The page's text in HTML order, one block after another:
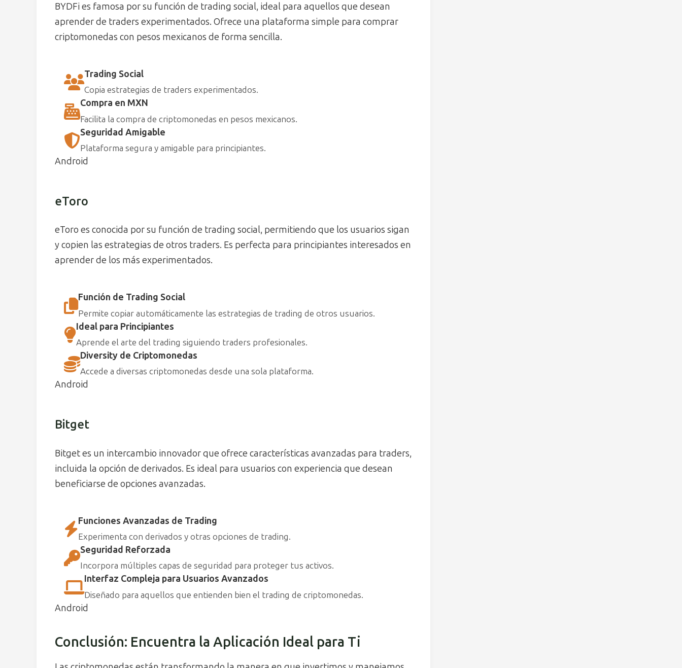
BYDFi es famosa por su función de trading social, ideal para aquellos que desean
aprender de traders experimentados. Ofrece una plataforma simple para comprar
criptomonedas con pesos mexicanos de forma sencilla.
Trading Social
Copia estrategias de traders experimentados.
Compra en MXN
Facilita la compra de criptomonedas en pesos mexicanos.
Seguridad Amigable
Plataforma segura y amigable para principiantes.
Android
eToro
eToro es conocida por su función de trading social, permitiendo que los usuarios sigan
y copien las estrategias de otros traders. Es perfecta para principiantes interesados en
aprender de los más experimentados.
Función de Trading Social
Permite copiar automáticamente las estrategias de trading de otros usuarios.
Ideal para Principiantes
Aprende el arte del trading siguiendo traders profesionales.
Diversity de Criptomonedas
Accede a diversas criptomonedas desde una sola plataforma.
Android
Bitget
Bitget es un intercambio innovador que ofrece características avanzadas para traders,
incluida la opción de derivados. Es ideal para usuarios con experiencia que desean
beneficiarse de opciones avanzadas.
Funciones Avanzadas de Trading
Experimenta con derivados y otras opciones de trading.
Seguridad Reforzada
Incorpora múltiples capas de seguridad para proteger tus activos.
Interfaz Compleja para Usuarios Avanzados
Diseñado para aquellos que entienden bien el trading de criptomonedas.
Android
Conclusión: Encuentra la Aplicación Ideal para Ti